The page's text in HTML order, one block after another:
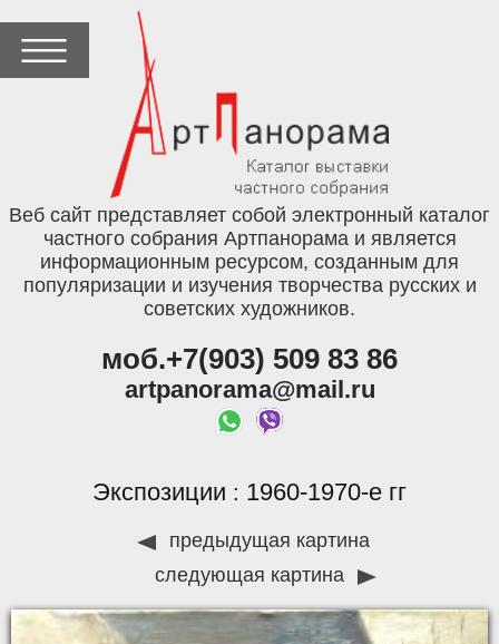
Веб сайт представляет собой электронный каталог
частного собрания Артпанорама и является
информационным ресурсом, созданным для
популяризации и изучения творчества русских и
советских художников.
моб.+7(903) 509 83 86
artpanorama@mail.ru
Экспозиции : 1960-1970-е гг
предыдущая картина
следующая картина